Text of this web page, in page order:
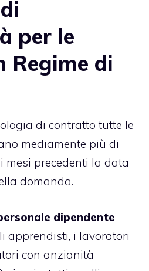
per le
Regime di
di contratto tutte le
mediamente più di
mesi precedenti la data
domanda.
dipendente
apprendisti, i lavoratori
con anzianità